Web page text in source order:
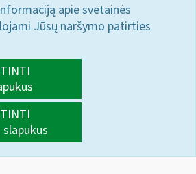
apie svetainės
Jūsų naršymo patirties